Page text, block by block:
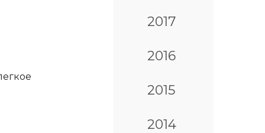
2017
2016
2015
2014